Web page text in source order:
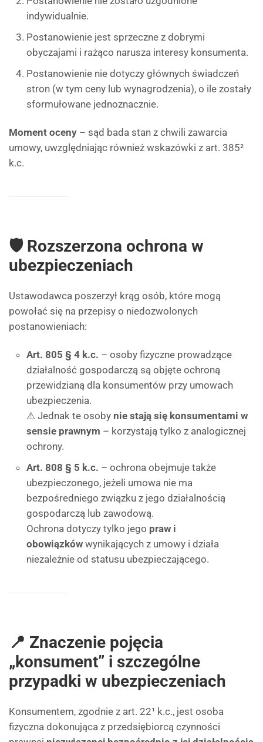
indywidualnie.
Postanowienie jest sprzeczne z dobrymi
obyczajami i rażąco narusza interesy konsumenta.
Postanowienie nie dotyczy głównych świadczeń
stron (w tym ceny lub wynagrodzenia), o ile zostały
sformułowane jednoznacznie.
Moment oceny – sąd bada stan z chwili zawarcia
umowy, uwzględniając również wskazówki z art. 385²
k.c.
🛡 Rozszerzona ochrona w
ubezpieczeniach
Ustawodawca poszerzył krąg osób, które mogą
powołać się na przepisy o niedozwolonych
postanowieniach:
Art. 805 § 4 k.c. – osoby fizyczne prowadzące
działalność gospodarczą są objęte ochroną
przewidzianą dla konsumentów przy umowach
ubezpieczenia.
⚠ Jednak te osoby nie stają się konsumentami w
sensie prawnym – korzystają tylko z analogicznej
ochrony.
Art. 808 § 5 k.c. – ochrona obejmuje także
ubezpieczonego, jeżeli umowa nie ma
bezpośredniego związku z jego działalnością
gospodarczą lub zawodową.
Ochrona dotyczy tylko jego praw i
obowiązków wynikających z umowy i działa
niezależnie od statusu ubezpieczającego.
📍 Znaczenie pojęcia
„konsument” i szczególne
przypadki w ubezpieczeniach
Konsumentem, zgodnie z art. 22¹ k.c., jest osoba
fizyczna dokonująca z przedsiębiorcą czynności